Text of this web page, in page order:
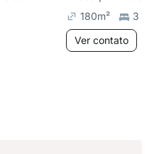
180m²
3
Ver contato